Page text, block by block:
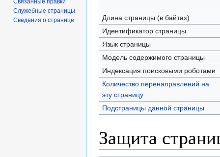
Длина страницы (в байтах)
Идентификатор страницы
Язык страницы
Модель содержимого страницы
Индексация поисковыми роботами
Количество перенаправлений на
эту страницу
Подстраницы данной страницы
Защита
Связанные правки
Служебные страницы
Сведения о странице